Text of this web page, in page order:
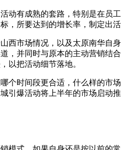
动有成熟的套路，特别是在员
所要达到的增长率，制定出
市场情况，以及太原南华自
，并同时与原本的主动营销结
以把活动细节落地。
个时间段更合适，什么样的市
引爆活动将上半年的市场启动推